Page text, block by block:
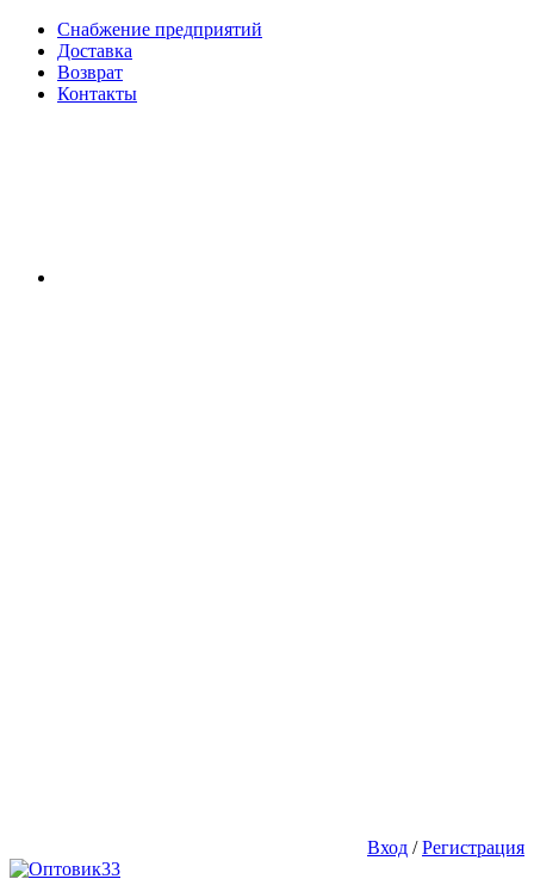
Снабжение предприятий
Доставка
Возврат
Контакты
Вход /Регистрация